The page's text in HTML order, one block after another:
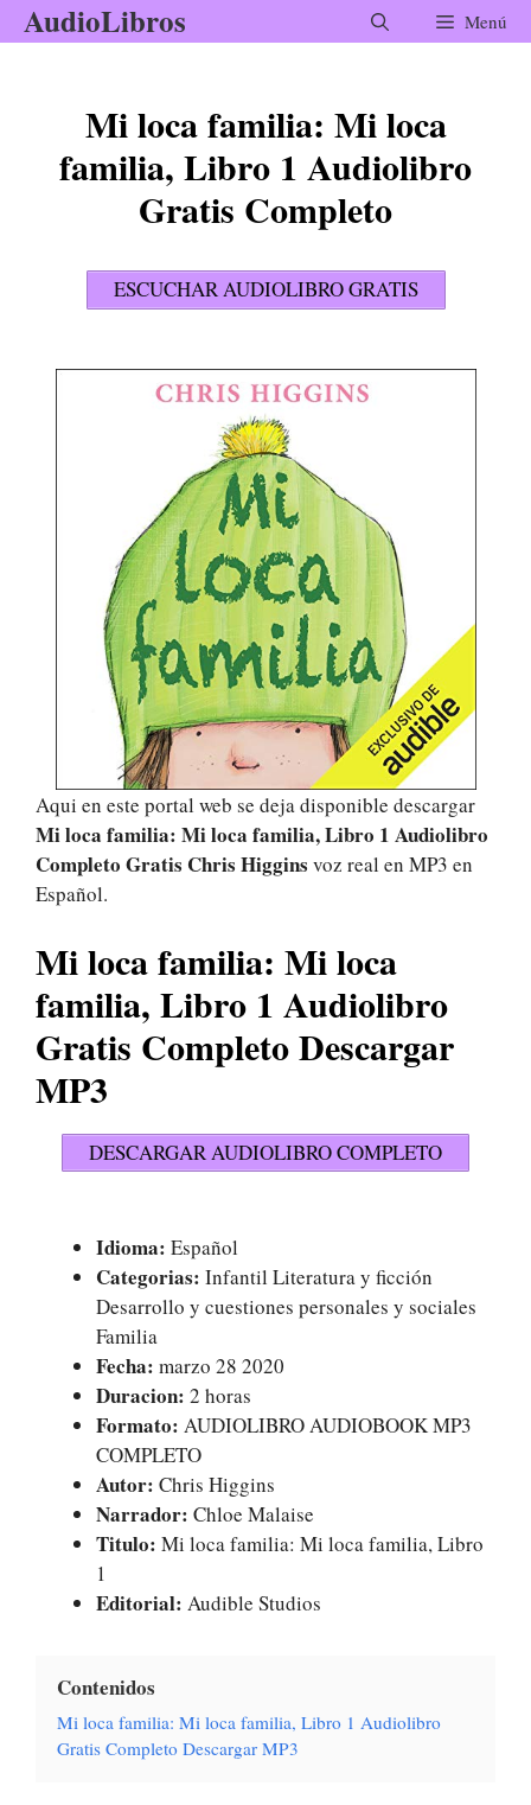
Saltar
al
AudioLibros Menú
Mi loca familia: Mi loca
familia, Libro 1 Audiolibro
Gratis Completo
ESCUCHAR AUDIOLIBRO GRATIS
Aqui en este portal web se deja disponible descargar
Mi loca familia: Mi loca familia, Libro 1 Audiolibro
Completo Gratis Chris Higgins voz real en MP3 en
Español.
Mi loca familia: Mi loca
familia, Libro 1 Audiolibro
Gratis Completo Descargar
MP3
DESCARGAR AUDIOLIBRO COMPLETO
Idioma: Español
Categorias: Infantil Literatura y ficción
Desarrollo y cuestiones personales y sociales
Familia
Fecha: marzo 28 2020
Duracion: 2 horas
Formato: AUDIOLIBRO AUDIOBOOK MP3
COMPLETO
Autor: Chris Higgins
Narrador: Chloe Malaise
Titulo: Mi loca familia: Mi loca familia, Libro
1
Editorial: Audible Studios
Contenidos
Mi loca familia: Mi loca familia, Libro 1 Audiolibro
Gratis Completo Descargar MP3